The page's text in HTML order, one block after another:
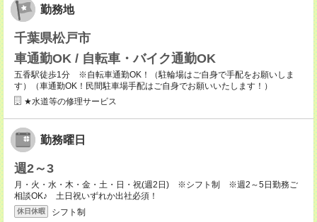
勤務地
千葉県松戸市
車通勤OK / 自転車・バイク通勤OK
五香駅徒歩1分 ※自転車通勤OK！（駐輪場はご自身で手配をお願いしま
す）（車通勤OK！民間駐車場手配はご自身でお願いいたします！）
★水道等の修理サービス
勤務曜日
週2～3
月・火・水・木・金・土・日・祝(週2日) ※シフト制 ※週2～5日勤務ご
相談OK♪ 土日祝いずれか出社必須！
休日休暇 シフト制